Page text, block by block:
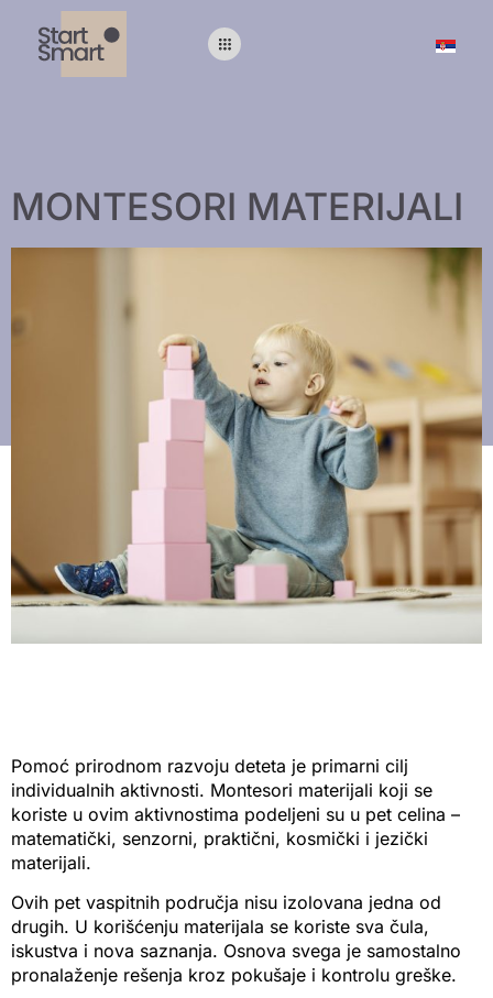
MONTESORI MATERIJALI
Pomoć prirodnom razvoju deteta je primarni cilj
individualnih aktivnosti. Montesori materijali koji se
koriste u ovim aktivnostima podeljeni su u pet celina –
matematički, senzorni, praktični, kosmički i jezički
materijali.
Ovih pet vaspitnih područja nisu izolovana jedna od
drugih. U korišćenju materijala se koriste sva čula,
iskustva i nova saznanja. Osnova svega je samostalno
pronalaženje rešenja kroz pokušaje i kontrolu greške.